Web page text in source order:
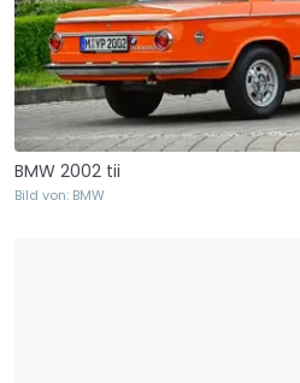
BMW 2002 tii
Bild von: BMW